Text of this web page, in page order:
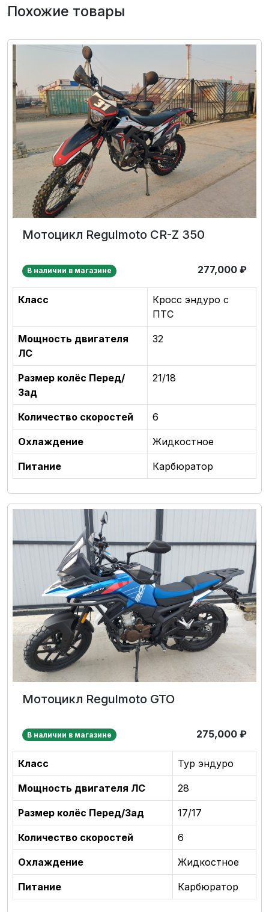
Похожие товары
Мотоцикл Regulmoto CR-Z 350
В наличии в магазине 277,000 ₽
Класс
Кросс эндуро с
ПТС
Мощность двигателя
ЛС
32
Размер колёс Перед/
Зад
21/18
Количество скоростей 6
Охлаждение Жидкостное
Питание Карбюратор
Мотоцикл Regulmoto GTO
В наличии в магазине 275,000 ₽
Класс Тур эндуро
Мощность двигателя ЛС 28
Размер колёс Перед/Зад 17/17
Количество скоростей 6
Охлаждение Жидкостное
Питание Карбюратор